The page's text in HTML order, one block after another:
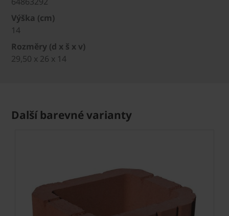
Výška (cm)
14
Rozměry (d x š x v)
29,50 x 26 x 14
Další barevné varianty